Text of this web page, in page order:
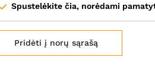
Spustelėkite čia, norėdami
Pridėti į norų sąrašą